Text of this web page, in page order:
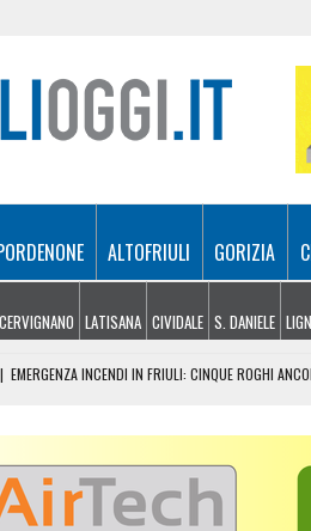
ALTOFRIULI GORIZIA
CERVIGNANO LATISANA CIVIDALE S. DANIELE
| EMERGENZA INCENDI IN FRIULI: CINQUE ROGHI
SUI BUS DI UDINE ARRIVA IL CONTACTLESS
SCATTANO I CONTROLLI IN FVG: NEL MIRINO
DELLA LIMONATA PER COMPRARSI IL CIAO, PARLA